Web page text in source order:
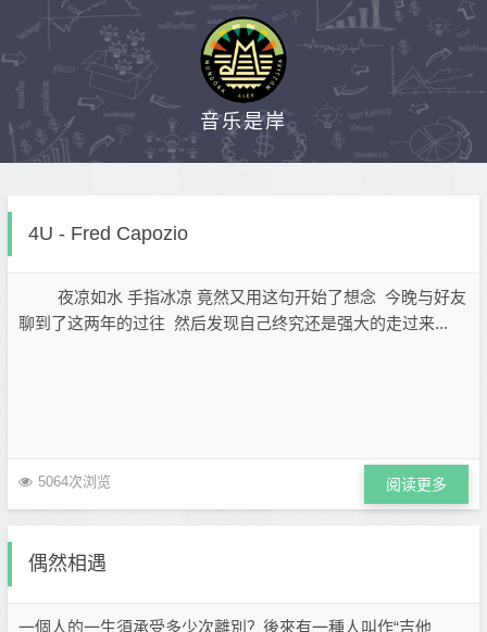
音乐是岸
4U - Fred Capozio
夜凉如水 手指冰凉 竟然又用这句开始了想念 今晚与好友
聊到了这两年的过往 然后发现自己终究还是强大的走过来...
5064次浏览 阅读更多
偶然相遇
一個人的一生須承受多少次離別？後來有一種人叫作“吉他